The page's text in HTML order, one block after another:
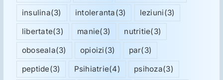
insulina(3) intoleranta(3) leziuni(3)
libertate(3) manie(3) nutritie(3)
oboseala(3) opioizi(3) par(3)
peptide(3) Psihiatrie(4) psihoza(3)